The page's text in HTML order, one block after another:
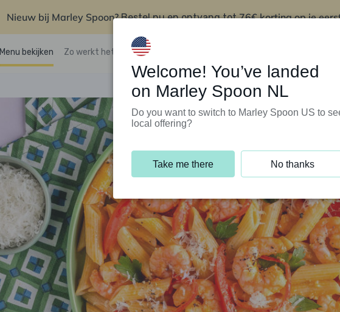
Nieuw bij Marley Spoon?Bestel nu en ontvang tot76€ korting op je
Menu bekijken Zo werkt het Klantenservice
Welcome! You’ve landed
on Marley Spoon NL
Do you want to switch to Marley Spoon US to
local offering?
Take me there No thanks